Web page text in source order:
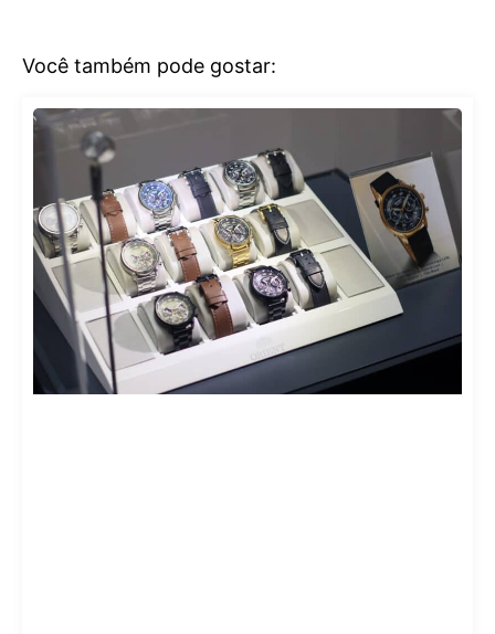
Você também pode gostar: